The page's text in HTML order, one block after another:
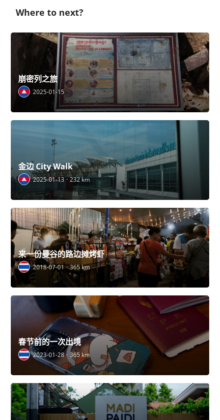
Where to next?
崩密列之旅
2025-01-15
金边 City Walk
2025-01-13 232 km
来一份曼谷的路边摊烤虾
2018-07-01 365 km
春节前的一次出境
2023-01-28 365 km